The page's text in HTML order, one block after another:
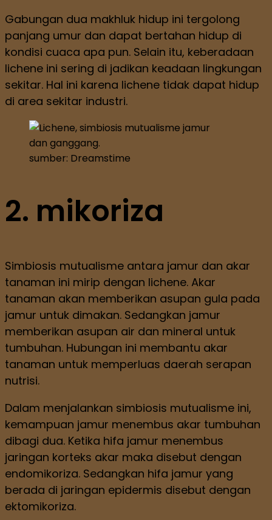
Gabungan dua makhluk hidup ini tergolong
panjang umur dan dapat bertahan hidup di
kondisi cuaca apa pun. Selain itu, keberadaan
lichene ini sering di jadikan keadaan lingkungan
sekitar. Hal ini karena lichene tidak dapat hidup
di area sekitar industri.
sumber: Dreamstime
2. mikoriza
Simbiosis mutualisme antara jamur dan akar
tanaman ini mirip dengan lichene. Akar
tanaman akan memberikan asupan gula pada
jamur untuk dimakan. Sedangkan jamur
memberikan asupan air dan mineral untuk
tumbuhan. Hubungan ini membantu akar
tanaman untuk memperluas daerah serapan
nutrisi.
Dalam menjalankan simbiosis mutualisme ini,
kemampuan jamur menembus akar tumbuhan
dibagi dua. Ketika hifa jamur menembus
jaringan korteks akar maka disebut dengan
endomikoriza. Sedangkan hifa jamur yang
berada di jaringan epidermis disebut dengan
ektomikoriza.